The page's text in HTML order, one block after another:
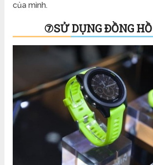
của mình.
⑦SỬ DỤNG ĐỒNG